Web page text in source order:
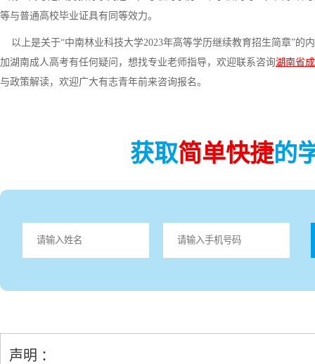
等与普通高校毕业证具有同等效力。
以上是关于“中南林业科技大学2023年高等学历继续教育招生简章”的
加湖南成人高考有任何疑问，想找专业老师指导，欢迎联系咨询湖南省
与政策解读，欢迎广大有志青年前来咨询报名。
获取简单快捷的
声明 ：